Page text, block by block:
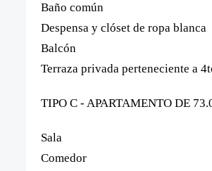
Baño común
Despensa y clóset de ropa blanca
Balcón
Terraza privada perteneciente a
TIPO C - APARTAMENTO DE
Sala
Comedor